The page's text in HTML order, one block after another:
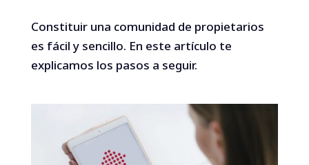
Constituir una comunidad de propietarios
es fácil y sencillo. En este artículo te
explicamos los pasos a seguir.